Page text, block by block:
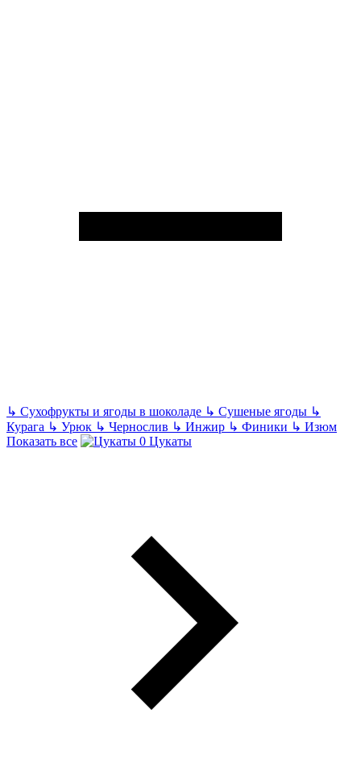
↳ Сухофрукты и ягоды в шоколаде ↳ Сушеные ягоды ↳
Курага ↳ Урюк ↳ Чернослив ↳ Инжир ↳ Финики ↳ Изюм
Показать все
Цукаты